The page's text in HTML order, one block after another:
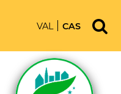
VAL CAS